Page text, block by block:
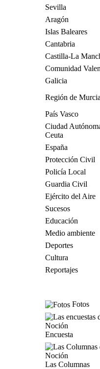
Sevilla
Aragón
Islas Baleares
Cantabria
Castilla-La
Comunidad
Galicia
Región de Murcia
País Vasco
Ciudad
Ceuta
España
Protección Civil
Policía Local
Guardia Civil
Ejército del Aire
Sucesos
Educación
Medio ambiente
Deportes
Cultura
Reportajes
Fotos
Encuesta
Las Columnas